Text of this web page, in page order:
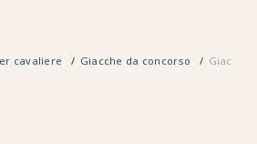
cavaliere Giacche da concorso Giacca